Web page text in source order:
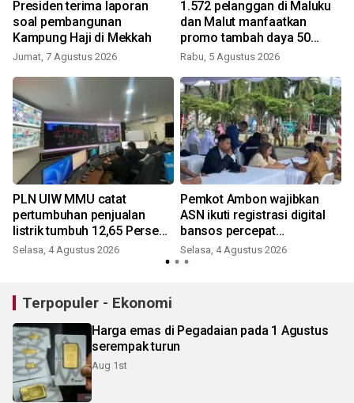
Presiden terima laporan
soal pembangunan
Kampung Haji di Mekkah
Jumat, 7 Agustus 2026
1.572 pelanggan di Maluku
dan Malut manfaatkan
promo tambah daya 50
persen aplikasi PLN mobile
Rabu, 5 Agustus 2026
PLN UIW MMU catat
pertumbuhan penjualan
listrik tumbuh 12,65 Persen
pada Semester I
Selasa, 4 Agustus 2026
Pemkot Ambon wajibkan
ASN ikuti registrasi digital
bansos percepat
penyusunan basis data
Selasa, 4 Agustus 2026
Terpopuler - Ekonomi
Harga emas di Pegadaian pada 1 Agustus
serempak turun
Aug 1st